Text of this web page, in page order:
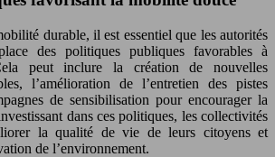
durable, il est essentiel que les autorités
des politiques publiques favorables à
peut inclure la création de nouvelles
l’amélioration de l’entretien des pistes
de sensibilisation pour encourager la
dans ces politiques, les collectivités
la qualité de vie de leurs citoyens et
de l’environnement.